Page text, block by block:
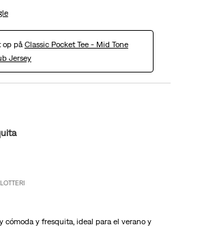
op på Classic Pocket Tee - Mid Tone
Jersey
cómoda y fresquita, ideal para el verano y